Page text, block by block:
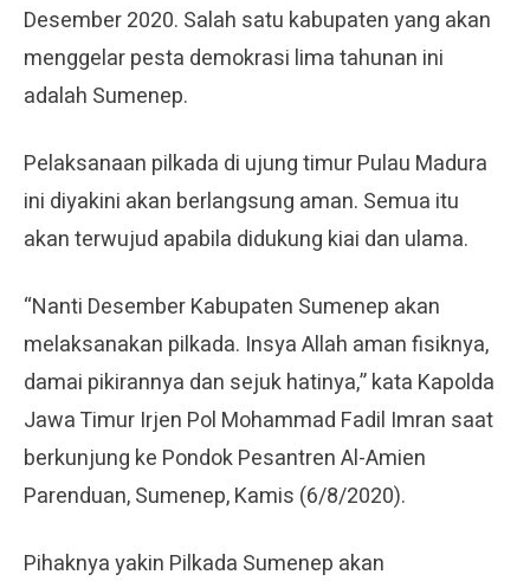
Desember 2020. Salah satu kabupaten yang akan
menggelar pesta demokrasi lima tahunan ini
adalah Sumenep.
Pelaksanaan pilkada di ujung timur Pulau Madura
ini diyakini akan berlangsung aman. Semua itu
akan terwujud apabila didukung kiai dan ulama.
“Nanti Desember Kabupaten Sumenep akan
melaksanakan pilkada. Insya Allah aman fisiknya,
damai pikirannya dan sejuk hatinya,” kata Kapolda
Jawa Timur Irjen Pol Mohammad Fadil Imran saat
berkunjung ke Pondok Pesantren Al-Amien
Parenduan, Sumenep, Kamis (6/8/2020).
Pihaknya yakin Pilkada Sumenep akan